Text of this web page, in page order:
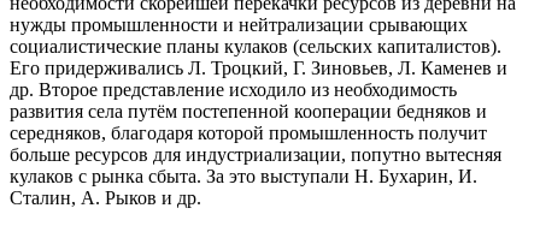
нужды промышленности и нейтрализации срывающих
социалистические планы кулаков (сельских капиталистов).
Его придерживались Л. Троцкий, Г. Зиновьев, Л. Каменев и
др. Второе представление исходило из необходимость
развития села путём постепенной кооперации бедняков и
середняков, благодаря которой промышленность получит
больше ресурсов для индустриализации, попутно вытесняя
кулаков с рынка сбыта. За это выступали Н. Бухарин, И.
Сталин, А. Рыков и др.